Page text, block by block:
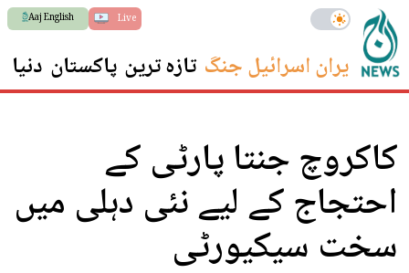
Live
Aaj English
ایران اسرائیل جنگ تازہ ترین پاکستان دنیا
کاکروچ جنتا پارٹی کے
احتجاج کے لیے نئی دہلی میں
سخت سیکیورٹی